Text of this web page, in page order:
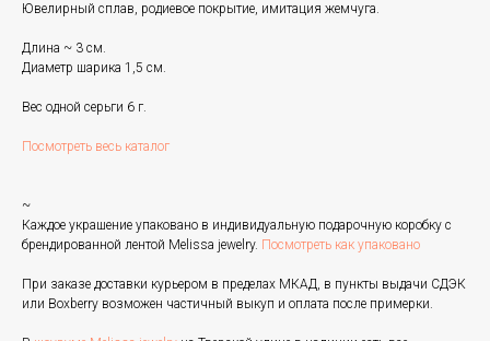
Ювелирный сплав, родиевое покрытие, имитация жемчуга.
Длина ~ 3 см.
Диаметр шарика 1,5 см.
Вес одной серьги 6 г.
Посмотреть весь каталог
~
Каждое украшение упаковано в индивидуальную подарочную коробку с
брендированной лентой Melissa jewelry. Посмотреть как упаковано
При заказе доставки курьером в пределах МКАД, в пункты выдачи СДЭК
или Boxberry возможен частичный выкуп и оплата после примерки.